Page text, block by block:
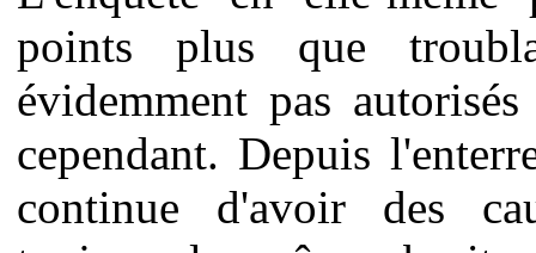
points plus que
évidemment pas
cependant. Depuis
continue d'avoir des